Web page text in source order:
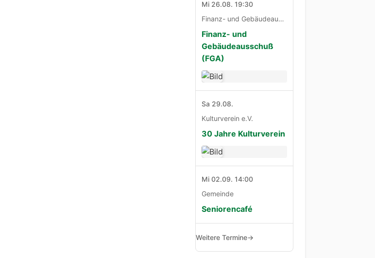
Mi 26.08. 19:30
Finanz- und Gebäudeausschuß
Finanz- und
Gebäudeausschuß
(FGA)
Sa 29.08.
Kulturverein e.V.
30 Jahre Kulturverein
Mi 02.09. 14:00
Gemeinde
Seniorencafé
Weitere Termine→